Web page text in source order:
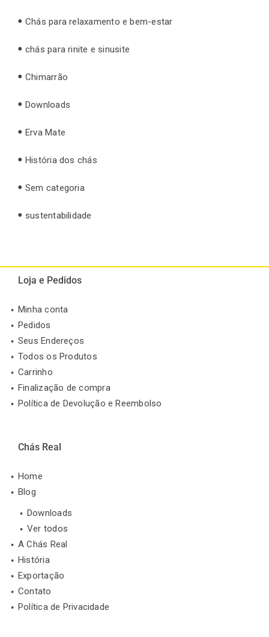
Chás para relaxamento e bem-estar
chás para rinite e sinusite
Chimarrão
Downloads
Erva Mate
História dos chás
Sem categoria
sustentabilidade
Loja e Pedidos
Minha conta
Pedidos
Seus Endereços
Todos os Produtos
Carrinho
Finalização de compra
Política de Devolução e Reembolso
Chás Real
Home
Blog
Downloads
Ver todos
A Chás Real
História
Exportação
Contato
Política de Privacidade